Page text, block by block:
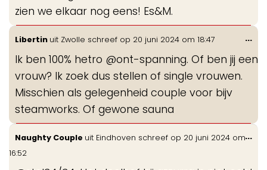
zien we elkaar nog eens! Es&M.
Libertin uit Zwolle schreef op 20 juni 2024 om 18:47
Ik ben 100% hetro @ont-spanning. Of ben jij een
vrouw? Ik zoek dus stellen of single vrouwen.
Misschien als gelegenheid couple voor bijv
steamworks. Of gewone sauna
...
Naughty Couple uit Eindhoven schreef op 20 juni 2024 om
16:52
...